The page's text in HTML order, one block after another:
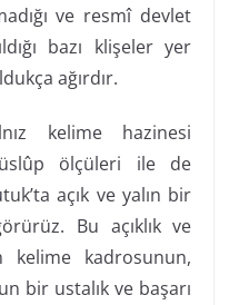
ve resmî devlet
bazı klişeler yer
ağırdır.
kelime hazinesi
ölçüleri ile de
açık ve yalın bir
Bu açıklık ve
kelime kadrosunun,
bir ustalık ve başarı